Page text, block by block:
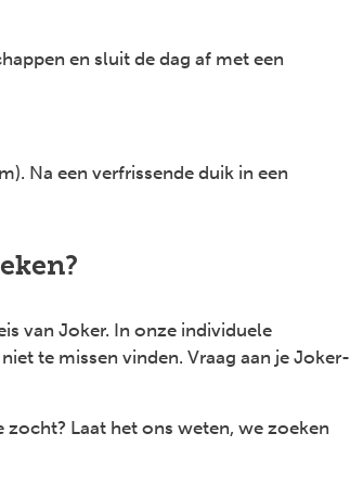
en sluit de dag af met een
Na een verfrissende duik in een
van Joker. In onze individuele
te missen vinden. Vraag aan je Joker-
Laat het ons weten, we zoeken